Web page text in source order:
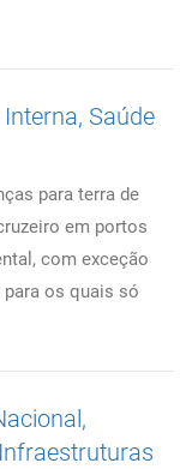
Saúde
para terra de
em portos
com exceção
os quais só